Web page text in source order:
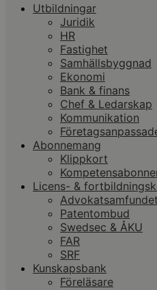
Utbildningar
Juridik
HR
Fastighet
Samhällsbyggnad
Ekonomi
Bank & finans
Chef & Ledarskap
Kommunikation
Abonnemang
Klippkort
Licens- &
Advokatsamfundet
Patentombud
Swedsec & ÅKU
FAR
SRF
Kunskapsbank
Föreläsare